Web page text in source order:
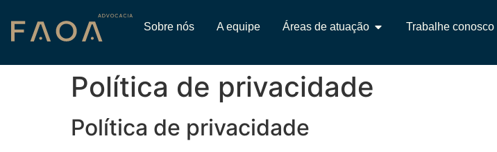
Sobre nós A equipe Áreas de atuação Trabalhe conosco
Política de privacidade
Política de privacidade